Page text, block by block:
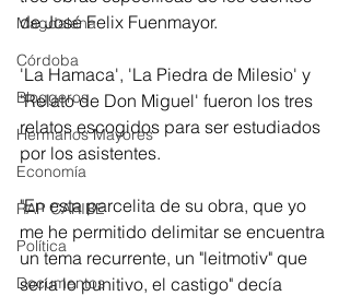
Magdalena
Córdoba
Bloggeros
Hermanos Mayores
Economía
RAP CARIBE
Política
Documentos
de José Felix Fuenmayor.
'La Hamaca', 'La Piedra de Milesio' y
'Relato de Don Miguel' fueron los tres
relatos escogidos para ser estudiados
por los asistentes.
"En esta parcelita de su obra, que yo
me he permitido delimitar se encuentra
un tema recurrente, un "leitmotiv" que
sería lo punitivo, el castigo" decía